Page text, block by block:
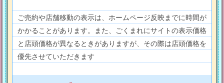
ご売約や店舗移動の表示は、ホームページ反映までに時間が
かかることがあります。また、ごくまれにサイトの表示価格
と店頭価格が異なるときがありますが、その際は店頭価格を
優先させていただきます